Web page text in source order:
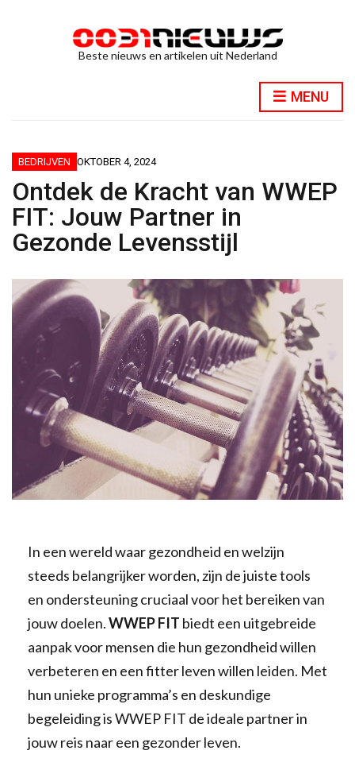
Beste nieuws en artikelen uit Nederland
MENU
BEDRIJVEN OKTOBER 4, 2024
Ontdek de Kracht van WWEP
FIT: Jouw Partner in
Gezonde Levensstijl
In een wereld waar gezondheid en welzijn
steeds belangrijker worden, zijn de juiste tools
en ondersteuning cruciaal voor het bereiken van
jouw doelen.WWEP FIT biedt een uitgebreide
aanpak voor mensen die hun gezondheid willen
verbeteren en een fitter leven willen leiden. Met
hun unieke programma’s en deskundige
begeleiding is WWEP FIT de ideale partner in
jouw reis naar een gezonder leven.